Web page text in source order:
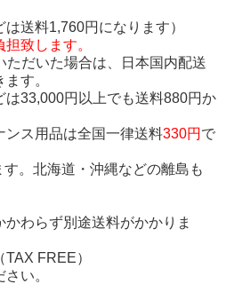
は送料1,760円になります）
致します。
ただいた場合は、日本国内配送
す。
は33,000円以上でも送料880円か
ス用品は全国一律送料330円 で
す。北海道・沖縄などの離島も
わらず別途送料がかかりま
FREE）
い。